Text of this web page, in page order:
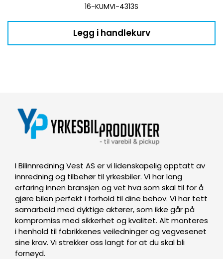
16-KUMVI-4313S
Legg i handlekurv
I Bilinnredning Vest AS er vi lidenskapelig opptatt av
innredning og tilbehør til yrkesbiler. Vi har lang
erfaring innen bransjen og vet hva som skal til for å
gjøre bilen perfekt i forhold til dine behov. Vi har tett
samarbeid med dyktige aktører, som ikke går på
kompromiss med sikkerhet og kvalitet. Alt monteres
i henhold til fabrikkenes veiledninger og vegvesenet
sine krav. Vi strekker oss langt for at du skal bli
fornøyd.